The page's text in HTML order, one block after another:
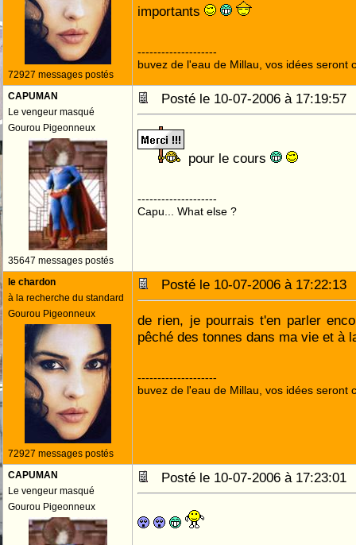
72927 messages postés
importants
--------------------
buvez de l'eau de Millau, vos idées seront
CAPUMAN
Le vengeur masqué
Gourou Pigeonneux
35647 messages postés
Posté le 10-07-2006 à
pour le cours
--------------------
Capu... What else ?
le chardon
à la recherche du standard
Gourou Pigeonneux
72927 messages postés
Posté le 10-07-2006 à
de rien, je pourrais t'en parler
pêché des tonnes dans ma vie et à
--------------------
buvez de l'eau de Millau, vos idées seront
CAPUMAN
Le vengeur masqué
Gourou Pigeonneux
Posté le 10-07-2006 à